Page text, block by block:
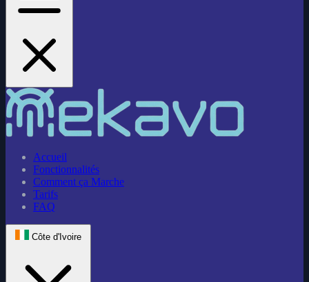
Accueil
Fonctionnalités
Comment ça Marche
Tarifs
FAQ
Côte d'Ivoire